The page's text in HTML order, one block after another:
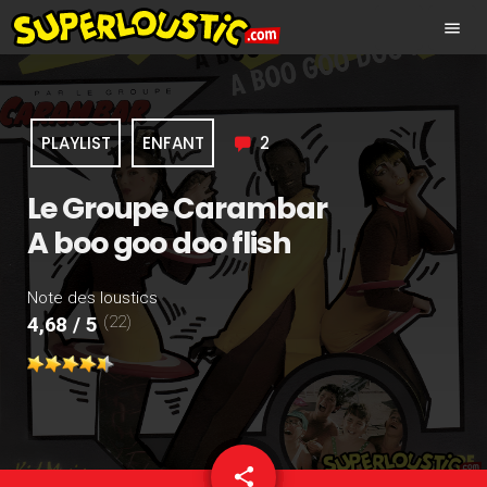
menu
PLAYLIST ENFANT 2
Le Groupe Carambar
A boo goo doo flish
Note des loustics
4,68 / 5 (22)
share
email